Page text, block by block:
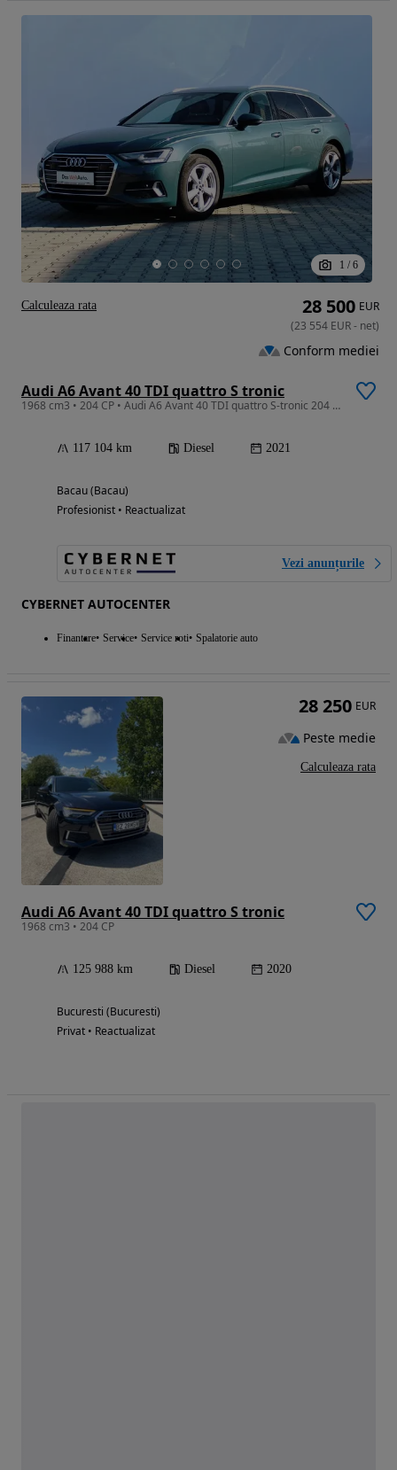
1 / 6
Audi A6 Avant 40 TDI quattro S tronic
1968 cm3 • 204 CP • Audi A6 Avant 40 TDI quattro S-tronic 204 CP
117 104 km Diesel 2021
Bacau (Bacau)
Profesionist • Reactualizat
Vezi anunțurile
CYBERNET AUTOCENTER
Finantare Service Service roti Spalatorie auto
28 500 EUR
(23 554 EUR- net)
Conform mediei
Calculeaza rata
Audi A6 Avant 40 TDI quattro S tronic
1968 cm3 • 204 CP
125 988 km Diesel 2020
Bucuresti (Bucuresti)
Privat • Reactualizat
28 250 EUR
Peste medie
Calculeaza rata